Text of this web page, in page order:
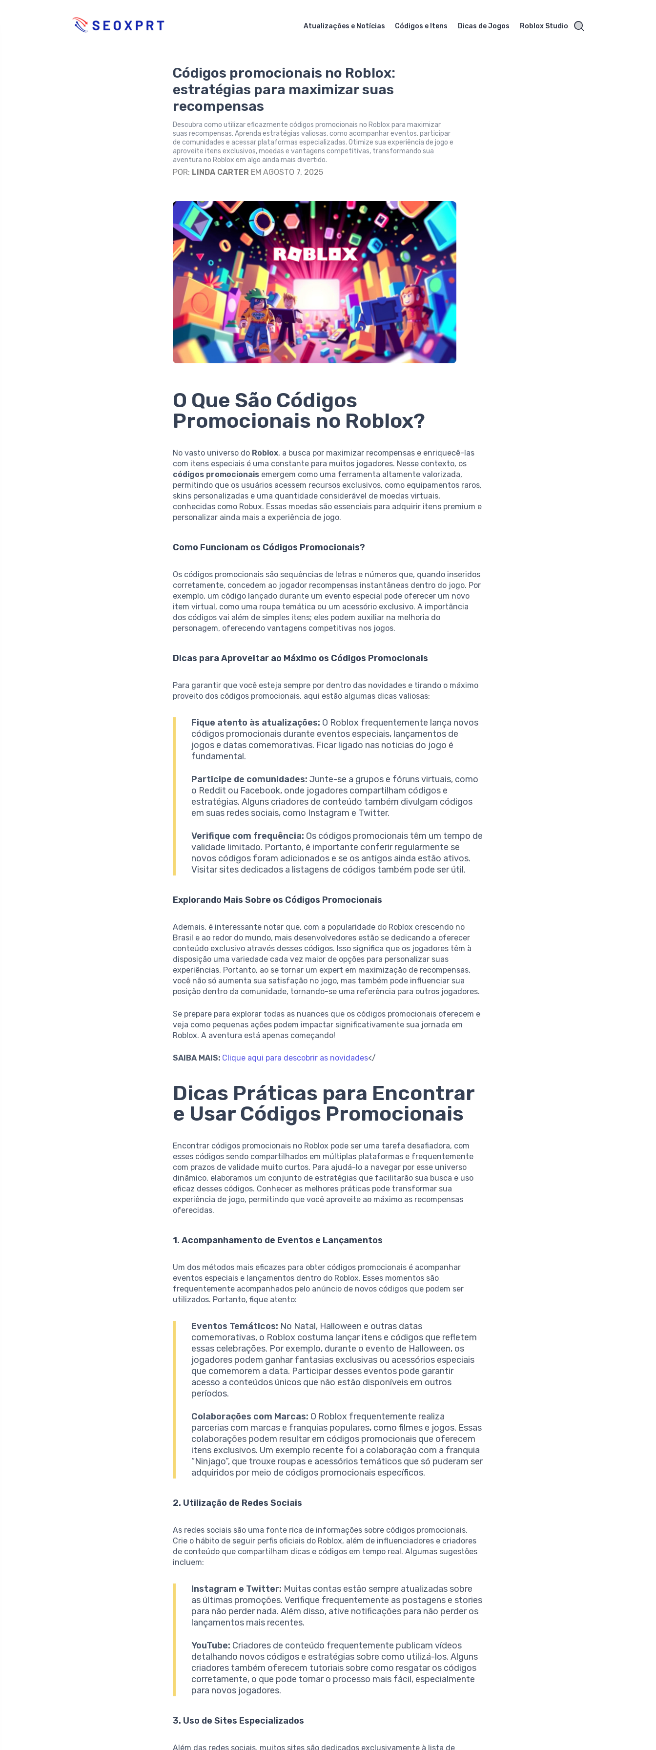
Atualizações e Notícias Códigos e Itens Dicas de Jogos Roblox Studio
Códigos promocionais no Roblox:
estratégias para maximizar suas
recompensas
Descubra como utilizar eficazmente códigos promocionais no Roblox para maximizar
suas recompensas. Aprenda estratégias valiosas, como acompanhar eventos, participar
de comunidades e acessar plataformas especializadas. Otimize sua experiência de jogo e
aproveite itens exclusivos, moedas e vantagens competitivas, transformando sua
aventura no Roblox em algo ainda mais divertido.
POR: LINDA CARTER EM AGOSTO 7, 2025
O Que São Códigos
Promocionais no Roblox?
No vasto universo do Roblox, a busca por maximizar recompensas e enriquecê-las
com itens especiais é uma constante para muitos jogadores. Nesse contexto, os
códigos promocionais emergem como uma ferramenta altamente valorizada,
permitindo que os usuários acessem recursos exclusivos, como equipamentos raros,
skins personalizadas e uma quantidade considerável de moedas virtuais,
conhecidas como Robux. Essas moedas são essenciais para adquirir itens premium e
personalizar ainda mais a experiência de jogo.
Como Funcionam os Códigos Promocionais?
Os códigos promocionais são sequências de letras e números que, quando inseridos
corretamente, concedem ao jogador recompensas instantâneas dentro do jogo. Por
exemplo, um código lançado durante um evento especial pode oferecer um novo
item virtual, como uma roupa temática ou um acessório exclusivo. A importância
dos códigos vai além de simples itens; eles podem auxiliar na melhoria do
personagem, oferecendo vantagens competitivas nos jogos.
Dicas para Aproveitar ao Máximo os Códigos Promocionais
Para garantir que você esteja sempre por dentro das novidades e tirando o máximo
proveito dos códigos promocionais, aqui estão algumas dicas valiosas:
Fique atento às atualizações: O Roblox frequentemente lança novos
códigos promocionais durante eventos especiais, lançamentos de
jogos e datas comemorativas. Ficar ligado nas noticias do jogo é
fundamental.
Participe de comunidades: Junte-se a grupos e fóruns virtuais, como
o Reddit ou Facebook, onde jogadores compartilham códigos e
estratégias. Alguns criadores de conteúdo também divulgam códigos
em suas redes sociais, como Instagram e Twitter.
Verifique com frequência: Os códigos promocionais têm um tempo de
validade limitado. Portanto, é importante conferir regularmente se
novos códigos foram adicionados e se os antigos ainda estão ativos.
Visitar sites dedicados a listagens de códigos também pode ser útil.
Explorando Mais Sobre os Códigos Promocionais
Ademais, é interessante notar que, com a popularidade do Roblox crescendo no
Brasil e ao redor do mundo, mais desenvolvedores estão se dedicando a oferecer
conteúdo exclusivo através desses códigos. Isso significa que os jogadores têm à
disposição uma variedade cada vez maior de opções para personalizar suas
experiências. Portanto, ao se tornar um expert em maximização de recompensas,
você não só aumenta sua satisfação no jogo, mas também pode influenciar sua
posição dentro da comunidade, tornando-se uma referência para outros jogadores.
Se prepare para explorar todas as nuances que os códigos promocionais oferecem e
veja como pequenas ações podem impactar significativamente sua jornada em
Roblox. A aventura está apenas começando!
SAIBA MAIS: Clique aqui para descobrir as novidades</
Dicas Práticas para Encontrar
e Usar Códigos Promocionais
Encontrar códigos promocionais no Roblox pode ser uma tarefa desafiadora, com
esses códigos sendo compartilhados em múltiplas plataformas e frequentemente
com prazos de validade muito curtos. Para ajudá-lo a navegar por esse universo
dinâmico, elaboramos um conjunto de estratégias que facilitarão sua busca e uso
eficaz desses códigos. Conhecer as melhores práticas pode transformar sua
experiência de jogo, permitindo que você aproveite ao máximo as recompensas
oferecidas.
1. Acompanhamento de Eventos e Lançamentos
Um dos métodos mais eficazes para obter códigos promocionais é acompanhar
eventos especiais e lançamentos dentro do Roblox. Esses momentos são
frequentemente acompanhados pelo anúncio de novos códigos que podem ser
utilizados. Portanto, fique atento:
Eventos Temáticos: No Natal, Halloween e outras datas
comemorativas, o Roblox costuma lançar itens e códigos que refletem
essas celebrações. Por exemplo, durante o evento de Halloween, os
jogadores podem ganhar fantasias exclusivas ou acessórios especiais
que comemorem a data. Participar desses eventos pode garantir
acesso a conteúdos únicos que não estão disponíveis em outros
períodos.
Colaborações com Marcas: O Roblox frequentemente realiza
parcerias com marcas e franquias populares, como filmes e jogos. Essas
colaborações podem resultar em códigos promocionais que oferecem
itens exclusivos. Um exemplo recente foi a colaboração com a franquia
“Ninjago”, que trouxe roupas e acessórios temáticos que só puderam ser
adquiridos por meio de códigos promocionais específicos.
2. Utilização de Redes Sociais
As redes sociais são uma fonte rica de informações sobre códigos promocionais.
Crie o hábito de seguir perfis oficiais do Roblox, além de influenciadores e criadores
de conteúdo que compartilham dicas e códigos em tempo real. Algumas sugestões
incluem:
Instagram e Twitter: Muitas contas estão sempre atualizadas sobre
as últimas promoções. Verifique frequentemente as postagens e stories
para não perder nada. Além disso, ative notificações para não perder os
lançamentos mais recentes.
YouTube: Criadores de conteúdo frequentemente publicam vídeos
detalhando novos códigos e estratégias sobre como utilizá-los. Alguns
criadores também oferecem tutoriais sobre como resgatar os códigos
corretamente, o que pode tornar o processo mais fácil, especialmente
para novos jogadores.
3. Uso de Sites Especializados
Além das redes sociais, muitos sites são dedicados exclusivamente à lista de